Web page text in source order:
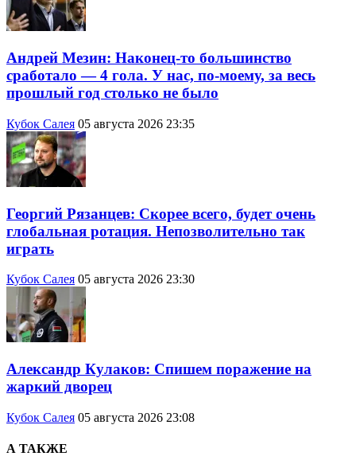
Андрей Мезин: Наконец-то большинство
сработало — 4 гола. У нас, по-моему, за весь
прошлый год столько не было
Кубок Салея 05 августа 2026 23:35
Георгий Рязанцев: Скорее всего, будет очень
глобальная ротация. Непозволительно так
играть
Кубок Салея 05 августа 2026 23:30
Александр Кулаков: Спишем поражение на
жаркий дворец
Кубок Салея 05 августа 2026 23:08
А ТАКЖЕ